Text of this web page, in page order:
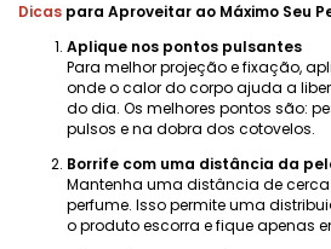
Dicas para Aproveitar ao Máximo Seu
Aplique nos pontos pulsantes
Para melhor projeção e fixação,
onde o calor do corpo ajuda a
do dia. Os melhores pontos são:
pulsos e na dobra dos cotovelos.
Borrife com uma distância da
Mantenha uma distância de
perfume. Isso permite uma
o produto escorra e fique apenas